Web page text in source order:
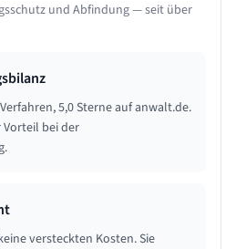
und Abfindung — seit über
5,0 Sterne auf anwalt.de.
Vorteil bei der
versteckten Kosten. Sie